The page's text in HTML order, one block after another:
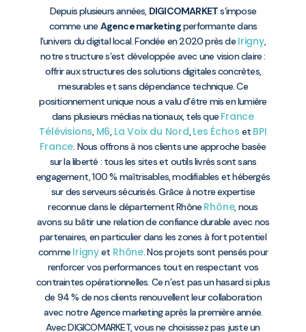
Depuis plusieurs années, DIGICOMARKETs’impose
comme une Agence marketingperformante dans
l’univers du digital local. Fondée en 2020 près de Irigny,
notre structure s’est développée avec une vision claire :
offrir aux structures des solutions digitales concrètes,
mesurables et sans dépendance technique. Ce
positionnement unique nous a valu d’être mis en lumière
dans plusieurs médias nationaux, tels que France
Télévisions, M6, La Voix du Nord,Les Échos et BPI
France. Nous offrons à nos clients une approche basée
sur la liberté : tous les sites et outils livrés sont sans
engagement, 100 % maîtrisables, modifiables et hébergés
sur des serveurs sécurisés. Grâce à notre expertise
reconnue dans le département Rhône Rhône, nous
avons su bâtir une relation de confiance durable avec nos
partenaires, en particulier dans les zones à fort potentiel
comme Irignyet Rhône. Nos projets sont pensés pour
renforcer vos performances tout en respectant vos
contraintes opérationnelles. Ce n’est pas un hasard si plus
de 94 % de nos clients renouvellent leur collaboration
avec notre Agence marketing après la première année.
Avec DIGICOMARKET, vous ne choisissez pas juste un